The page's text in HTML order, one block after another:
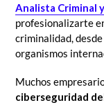
Analista Criminal
profesionalizarte
criminalidad,
organismos
Muchos
ciberseguridad